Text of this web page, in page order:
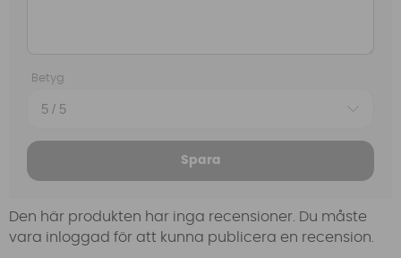
Betyg
Spara
Den här produkten har inga recensioner. Du måste
vara inloggad för att kunna publicera en recension.